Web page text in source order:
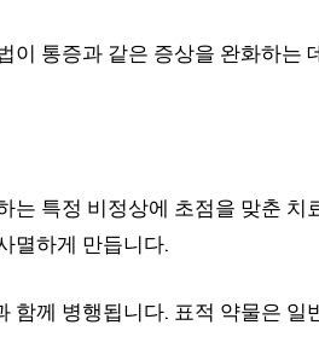
이 통증과 같은 증상을 완화하는
는 특정 비정상에 초점을 맞춘
멸하게 만듭니다.
함께 병행됩니다. 표적 약물은